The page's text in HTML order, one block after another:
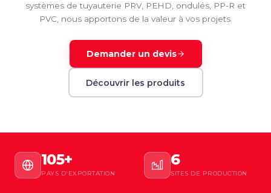
systèmes de tuyauterie PRV, PEHD, ondulés, PP-R et
PVC, nous apportons de la valeur à vos projets.
Demander un devis
Découvrir les produits
105+
PAYS D'EXPORTATION
6
SITES DE PRODUCTION